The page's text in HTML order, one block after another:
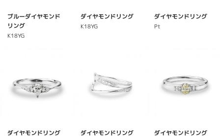
ブルーダイヤモンド
リング
K18YG
ダイヤモンドリング
K18YG
ダイヤモンドリング
Pt
ダイヤモンドリング ダイヤモンドリング ダイヤモンドリング